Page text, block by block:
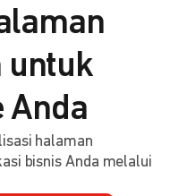
untuk
Anda
halaman
bisnis Anda melalui